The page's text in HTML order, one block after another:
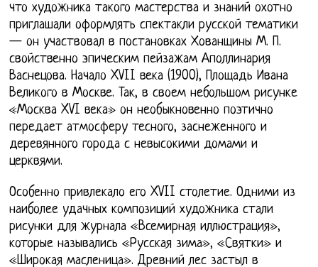
что художника такого мастерства и знаний охотно
приглашали оформлять спектакли русской тематики
— он участвовал в постановках Хованщины М. П.
свойственно эпическим пейзажам Аполлинария
Васнецова. Начало XVII века (1900), Площадь Ивана
Великого в Москве. Так, в своем небольшом рисунке
«Москва XVI века» он необыкновенно поэтично
передает атмосферу тесного, заснеженного и
деревянного города с невысокими домами и
церквями.
Особенно привлекало его XVII столетие. Одними из
наиболее удачных композиций художника стали
рисунки для журнала «Всемирная иллюстрация»,
которые назывались «Русская зима», «Святки» и
«Широкая масленица». Древний лес застыл в